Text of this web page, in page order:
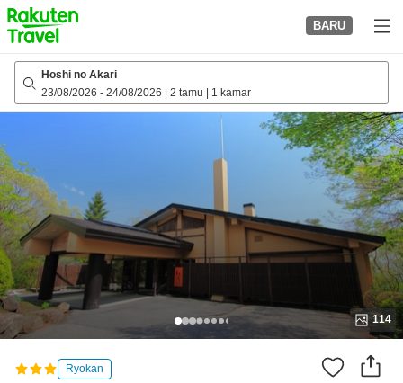
to
top
page
BARU
Hoshi no Akari
23/08/2026 - 24/08/2026 2 tamu 1 kamar
114
Ryokan